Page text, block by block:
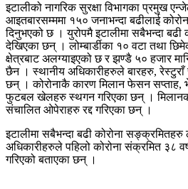
इटालीको नागरिक सुरक्षा विभागका प्रमुख
आइतबारसम्ममा १५० जनाभन्दा बढीलाई
दिनुभएको छ । युरोपमै इटालीमा सबैभन्दा बढी
देखिएका छन् । लोम्बार्डीका १० वटा तथा
क्षेत्रबाट अलग्याइएको छ र झण्डै ५० हजार
छैन । स्थानीय अधिकारीहरुले बारहरु, रेस्टुराँ
छन् । कोरोनाकै कारण मिलान फेसन सप्ताह,
फुटबल खेलहरु स्थगन गरिएका छन् ।
संचालित ओपेराहरु रद्द गरिएका छन् ।
इटालीमा सबैभन्दा बढी कोरोना सङ्क्रमितहरु
अधिकारीहरुले पहिलो कोरोना संक्रमित ३८
गरिएको बताएका छन् ।